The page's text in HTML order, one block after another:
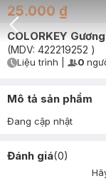
Back Icon
25.000 ₫
COLORKEY
(MDV: 422219252 )
Timer Gray Icon
Liệu trình User
0
Mô tả sản phẩm
Đang cập nhật
Đánh giá(0)